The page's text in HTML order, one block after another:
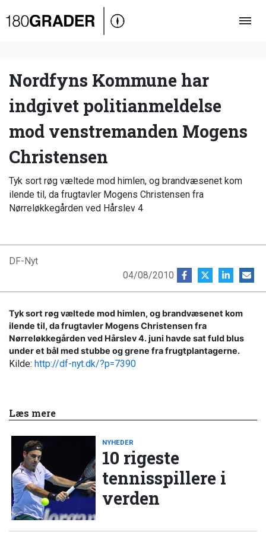
Oversigt
Debat
Video
Podcast
Nordfyns Kommune har
indgivet politianmeldelse
mod venstremanden Mogens
Christensen
Tyk sort røg væltede mod himlen, og brandvæsenet kom
ilende til, da frugtavler Mogens Christensen fra
Nørreløkkegården ved Hårslev 4
DF-Nyt
04/08/2010
Tyk sort røg væltede mod himlen, og brandvæsenet kom
ilende til, da frugtavler Mogens Christensen fra
Nørreløkkegården ved Hårslev 4. juni havde sat fuld blus
under et bål med stubbe og grene fra frugtplantagerne.
Kilde: http://df-nyt.dk/?p=7390
Læs mere
NYHEDER
10 rigeste
tennisspillere i
verden